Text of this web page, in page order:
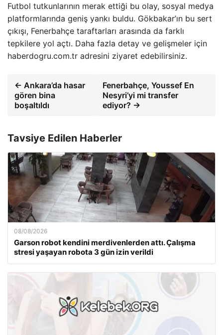
Futbol tutkunlarının merak ettiği bu olay, sosyal medya
platformlarında geniş yankı buldu. Gökbakar’ın bu sert
çıkışı, Fenerbahçe taraftarları arasında da farklı
tepkilere yol açtı. Daha fazla detay ve gelişmeler için
haberdogru.com.tr adresini ziyaret edebilirsiniz.
← Ankara’da hasar
gören bina
boşaltıldı
Fenerbahçe, Youssef En
Nesyri’yi mi transfer
ediyor? →
Tavsiye Edilen Haberler
08/08/2026
Garson robot kendini merdivenlerden attı. Çalışma
stresi yaşayan robota 3 gün izin verildi